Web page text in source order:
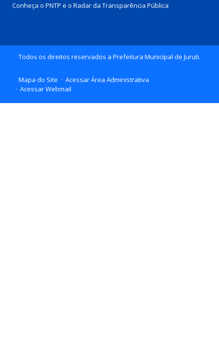
Conheça o PNTP e o Radar da Transparência Pública
Todos os direitos reservados a Prefeitura Municipal de Juruti.
Mapa do Site
Acessar Área Administrativa
Acessar Webmail